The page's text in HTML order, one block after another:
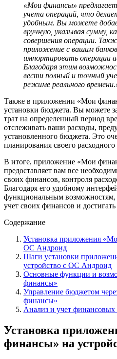
«Мои финансы» предлагает
учета операций, что
удобным. Вы можете
вручную, указывая сумму,
совершения операции.
приложение с вашим
импортировать операции
Благодаря этим
вести полный и точный
режиме реального
Также в приложении «Мои
установки бюджета. Вы можете
трат на определенный период
отслеживать ваши расходы,
установленного бюджета. Это
планирования своего
В итоге, приложение «Мои
предоставляет вам все
своих финансов, контроля
Благодаря его удобному
функциональным
учет своих финансов и
Содержание
Установка приложения
ОС Андроид
Шаги установки
устройство с ОС Андроид
Основные функции и
финансы»
Управление бюджетом
финансы»
Анализ и учет финансовых
Установка
финансы» на